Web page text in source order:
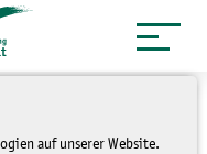
auf unserer Website.